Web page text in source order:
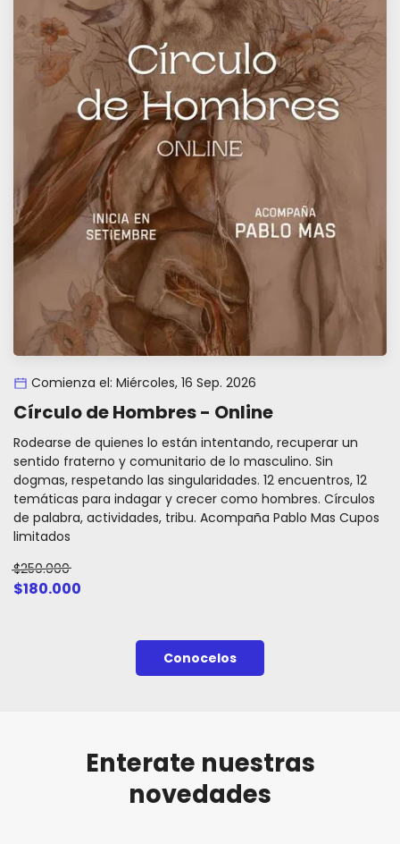
Comienza el: Miércoles, 16 Sep. 2026
Círculo de Hombres - Online
Rodearse de quienes lo están intentando, recuperar un
sentido fraterno y comunitario de lo masculino. Sin
dogmas, respetando las singularidades. 12 encuentros, 12
temáticas para indagar y crecer como hombres. Círculos
de palabra, actividades, tribu. Acompaña Pablo Mas Cupos
limitados
$250.000
$180.000
Conocelos
Enterate nuestras
novedades